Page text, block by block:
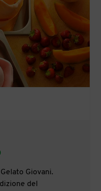
Giovani.
del